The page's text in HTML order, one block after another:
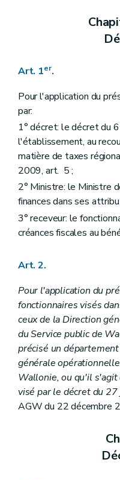
Art. 1er.
Pour l'application du
par:
1° décret: le décret du
l'établissement, au
matière de taxes
2009, art. 5 ;
2° Ministre: le Ministre
finances dans ses
3° receveur: le
créances fiscales au
Art. 2.
Pour l'application du
fonctionnaires visés
ceux de la Direction
du Service public de
précisé un
générale
Wallonie, ou qu'il
visé par le décret du
AGW du 22 décembre